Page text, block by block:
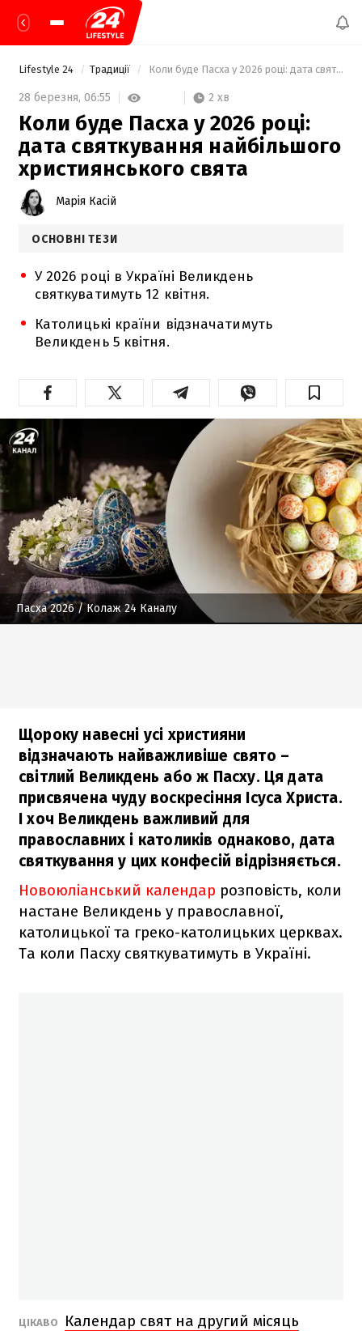
Lifestyle 24 Традиції Коли буде Пасха у 2026 році: дата святкування найбільшого християнського свята
28 березня, 06:55 2 хв
Коли буде Пасха у 2026 році:
дата святкування найбільшого
християнського свята
Марія Касій
ОСНОВНІ ТЕЗИ
У 2026 році в Україні Великдень
святкуватимуть 12 квітня.
Католицькі країни відзначатимуть
Великдень 5 квітня.
Пасха 2026/ Колаж 24 Каналу
Щороку навесні усі християни
відзначають найважливіше свято –
світлий Великдень або ж Пасху. Ця дата
присвячена чуду воскресіння Ісуса Христа.
І хоч Великдень важливий для
православних і католиків однаково, дата
святкування у цих конфесій відрізняється.
Новоюліанський календар розповість, коли
настане Великдень у православної,
католицької та греко-католицьких церквах.
Та коли Пасху святкуватимуть в Україні.
ЦІКАВО
Календар свят на другий місяць